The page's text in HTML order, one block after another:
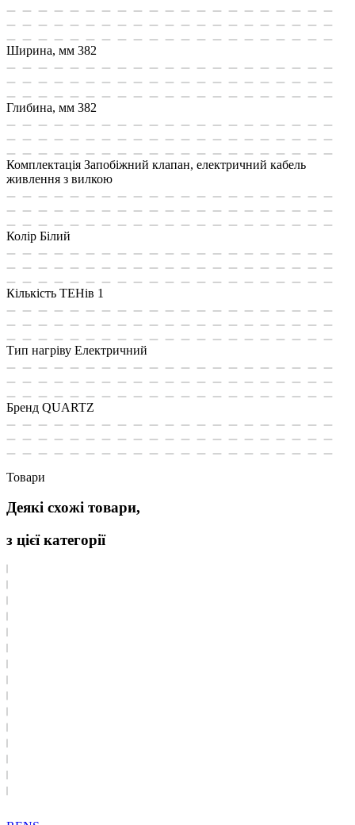
Ширина, мм 382
Глибина, мм 382
Комплектація Запобіжний клапан, електричний кабель
живлення з вилкою
Колір Білий
Кількість ТЕНів 1
Тип нагріву Електричний
Бренд QUARTZ
Товари
Деякі схожі товари,
з цієї категорії